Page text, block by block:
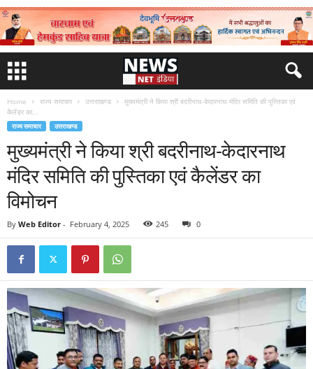
Home राज्य समाचार उत्तराखण्ड
मुख्यमंत्री ने किया श्री बदरीनाथ-केदारनाथ मंदिर समिति की पुस्तिका एवं
कैलेंडर का...
राज्य समाचार उत्तराखण्ड
मुख्यमंत्री ने किया श्री बदरीनाथ-केदारनाथ
मंदिर समिति की पुस्तिका एवं कैलेंडर का
विमोचन
By Web Editor - February 4, 2025 245 0